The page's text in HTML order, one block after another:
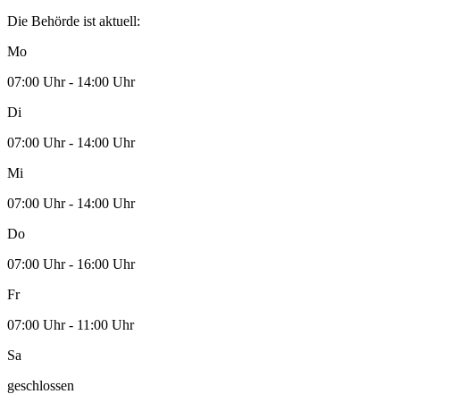
Die Behörde ist aktuell:
Mo
07:00 Uhr - 14:00 Uhr
Di
07:00 Uhr - 14:00 Uhr
Mi
07:00 Uhr - 14:00 Uhr
Do
07:00 Uhr - 16:00 Uhr
Fr
07:00 Uhr - 11:00 Uhr
Sa
geschlossen